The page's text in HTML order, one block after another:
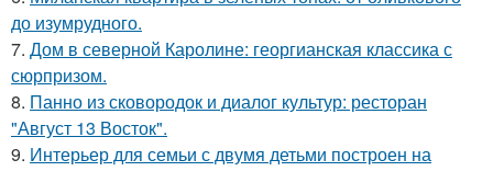
до изумрудного.
7. Дом в северной Каролине: георгианская классика с
сюрпризом.
8. Панно из сковородок и диалог культур: ресторан
"Август 13 Восток".
9. Интерьер для семьи с двумя детьми построен на